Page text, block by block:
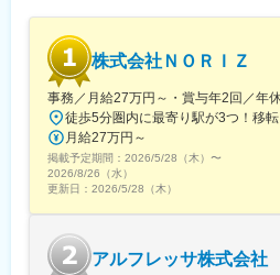
・独り立ち後も社用携帯で電話で
ポートを全員で共有しコメントを
ます。
■当社の特徴
・創業100年以上の老舗商社で、
造や販売を行っている企業です。
・医療や介護、衛生分野において
安全性を持ち、医療・介護現場で
・常に新しい技術の開発に力を入
株式会社ＮＯＲＩＺ
事務／月給27万円～・賞与年2回／年
月給27万円～
掲載予定期間： 2026/5/28（木） 〜
2026/8/26（水）
更新日： 2026/5/28（木）
アルフレッサ株式会社